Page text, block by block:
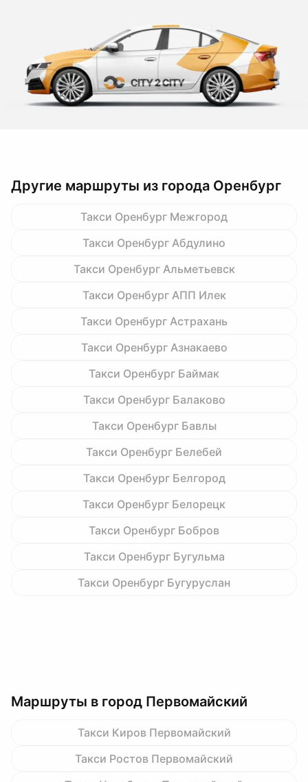
Другие маршруты из города Оренбург
Такси Оренбург Межгород
Такси Оренбург Абдулино
Такси Оренбург Альметьевск
Такси Оренбург АПП Илек
Такси Оренбург Астрахань
Такси Оренбург Азнакаево
Такси Оренбург Баймак
Такси Оренбург Балаково
Такси Оренбург Бавлы
Такси Оренбург Белебей
Такси Оренбург Белгород
Такси Оренбург Белорецк
Такси Оренбург Бобров
Такси Оренбург Бугульма
Такси Оренбург Бугуруслан
Маршруты в город Первомайский
Такси Киров Первомайский
Такси Ростов Первомайский